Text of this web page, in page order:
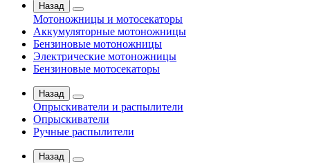
Назад
Мотоножницы и мотосекаторы
Аккумуляторные мотоножницы
Бензиновые мотоножницы
Электрические мотоножницы
Бензиновые мотосекаторы
Назад
Опрыскиватели и распылители
Опрыскиватели
Ручные распылители
Назад